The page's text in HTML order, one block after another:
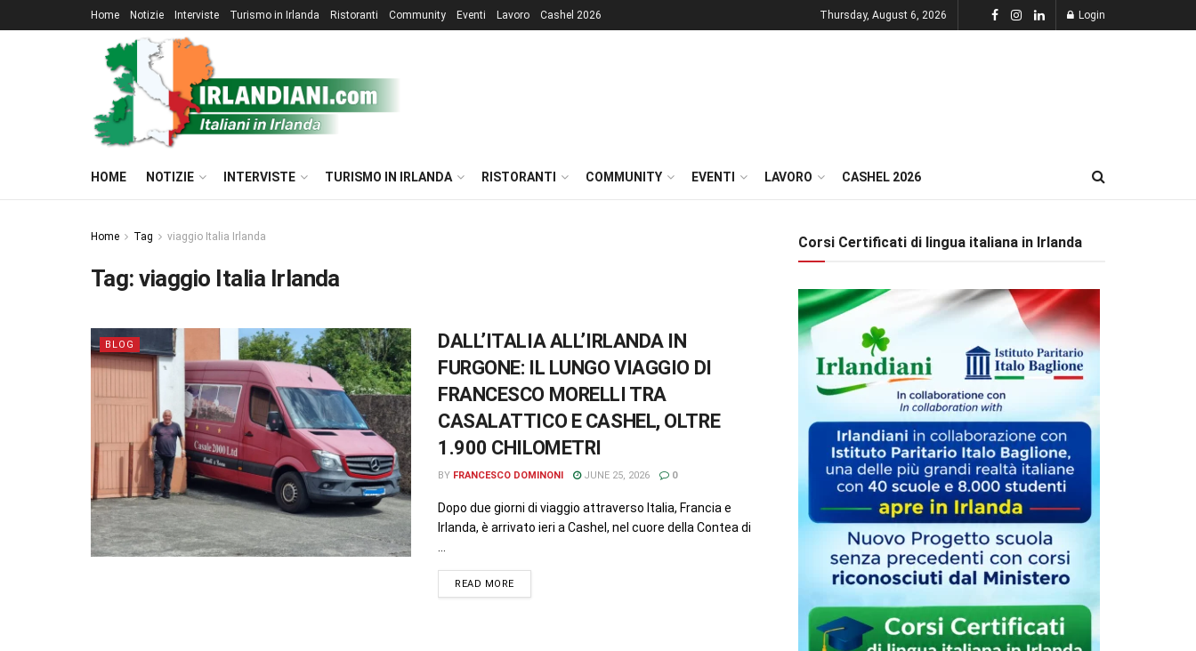
Home Notizie Interviste Turismo in Irlanda Ristoranti Community Eventi Lavoro Cashel 2026 Thursday, August 6, 2026 Login
HOME NOTIZIE INTERVISTE TURISMO IN IRLANDA RISTORANTI COMMUNITY EVENTI LAVORO CASHEL 2026
Home Tag viaggio Italia Irlanda
Tag:viaggio Italia Irlanda
BLOG
DALL’ITALIA ALL’IRLANDA IN
FURGONE: IL LUNGO VIAGGIO DI
FRANCESCO MORELLI TRA
CASALATTICO E CASHEL, OLTRE
1.900 CHILOMETRI
BY FRANCESCO DOMINONI JUNE 25, 2026 0
Dopo due giorni di viaggio attraverso Italia, Francia e
Irlanda, è arrivato ieri a Cashel, nel cuore della Contea di
READ MORE
Corsi Certificati di lingua italiana in Irlanda